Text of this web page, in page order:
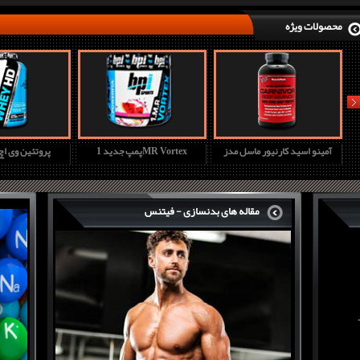
محصولات ویژه
پروتئین وی پمپ جدید 1MR Vortex آمینو اسید کارنیور ماسل مدز
next
مقاله های بدنسازی - فیتنس